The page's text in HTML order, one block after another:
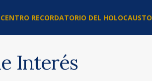
CENTRO RECORDATORIO DEL HOLOCAUSTO
Interés